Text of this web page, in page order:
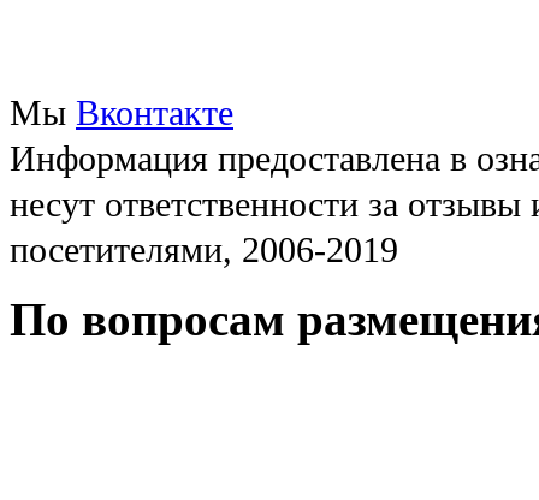
Мы Вконтакте
Информация предоставлена в
несут ответственности за
посетителями, 2006-2019
По вопросам